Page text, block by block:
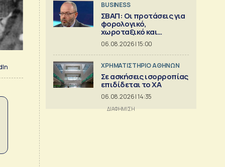
BUSINESS
ΣΒΑΠ: Οι προτάσεις για
φορολογικό,
χωροταξικό και
εργασιακό
06.08.2026 | 15:00
XΡΗΜΑΤΙΣΤΗΡΙΟ ΑΘΗΝΩΝ
Σε ασκήσεις ισορροπίας
επιδίδεται το ΧΑ
06.08.2026 | 14:35